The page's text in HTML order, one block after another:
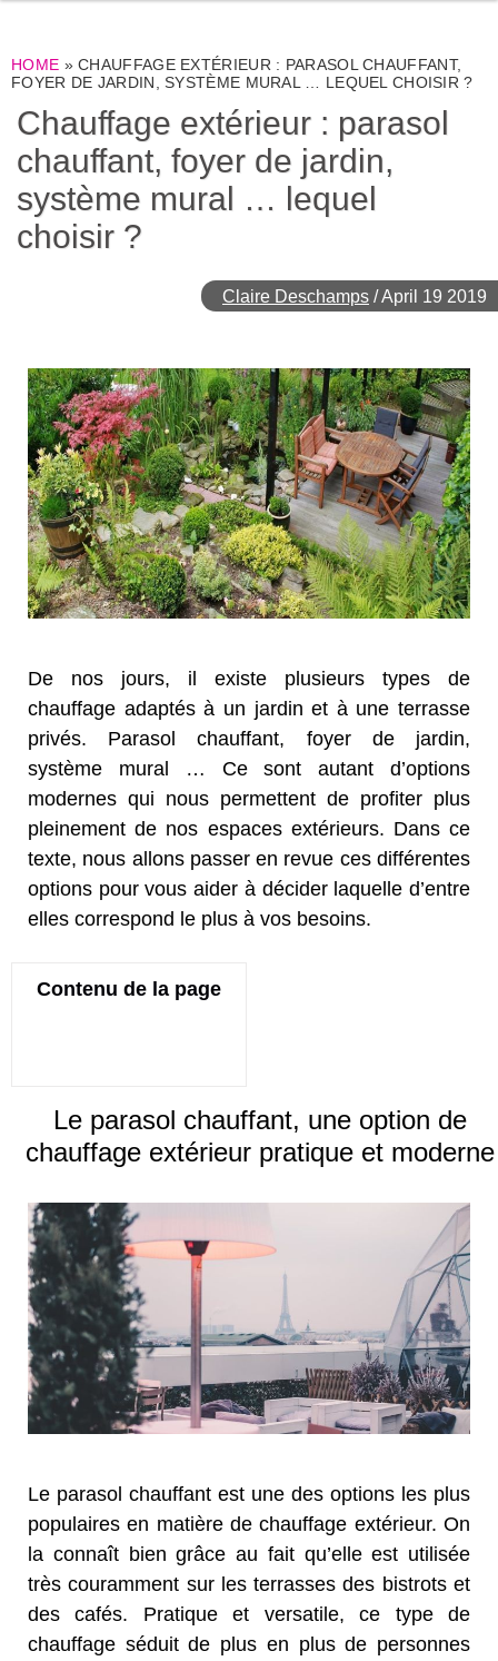
HOME »CHAUFFAGE EXTÉRIEUR : PARASOL CHAUFFANT,
FOYER DE JARDIN, SYSTÈME MURAL … LEQUEL CHOISIR ?
Chauffage extérieur : parasol
chauffant, foyer de jardin,
système mural … lequel
choisir ?
Claire Deschamps /April 19 2019
De nos jours, il existe plusieurs types de
chauffage adaptés à un jardin et à une terrasse
privés. Parasol chauffant, foyer de jardin,
système mural … Ce sont autant d’options
modernes qui nous permettent de profiter plus
pleinement de nos espaces extérieurs. Dans ce
texte, nous allons passer en revue ces différentes
options pour vous aider à décider laquelle d’entre
elles correspond le plus à vos besoins.
Contenu de la page
Le parasol chauffant, une option de
chauffage extérieur pratique et moderne
Le parasol chauffant est une des options les plus
populaires en matière de chauffage extérieur. On
la connaît bien grâce au fait qu’elle est utilisée
très couramment sur les terrasses des bistrots et
des cafés. Pratique et versatile, ce type de
chauffage séduit de plus en plus de personnes